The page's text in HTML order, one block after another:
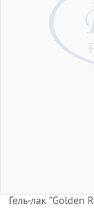
Гель-лак "Golden